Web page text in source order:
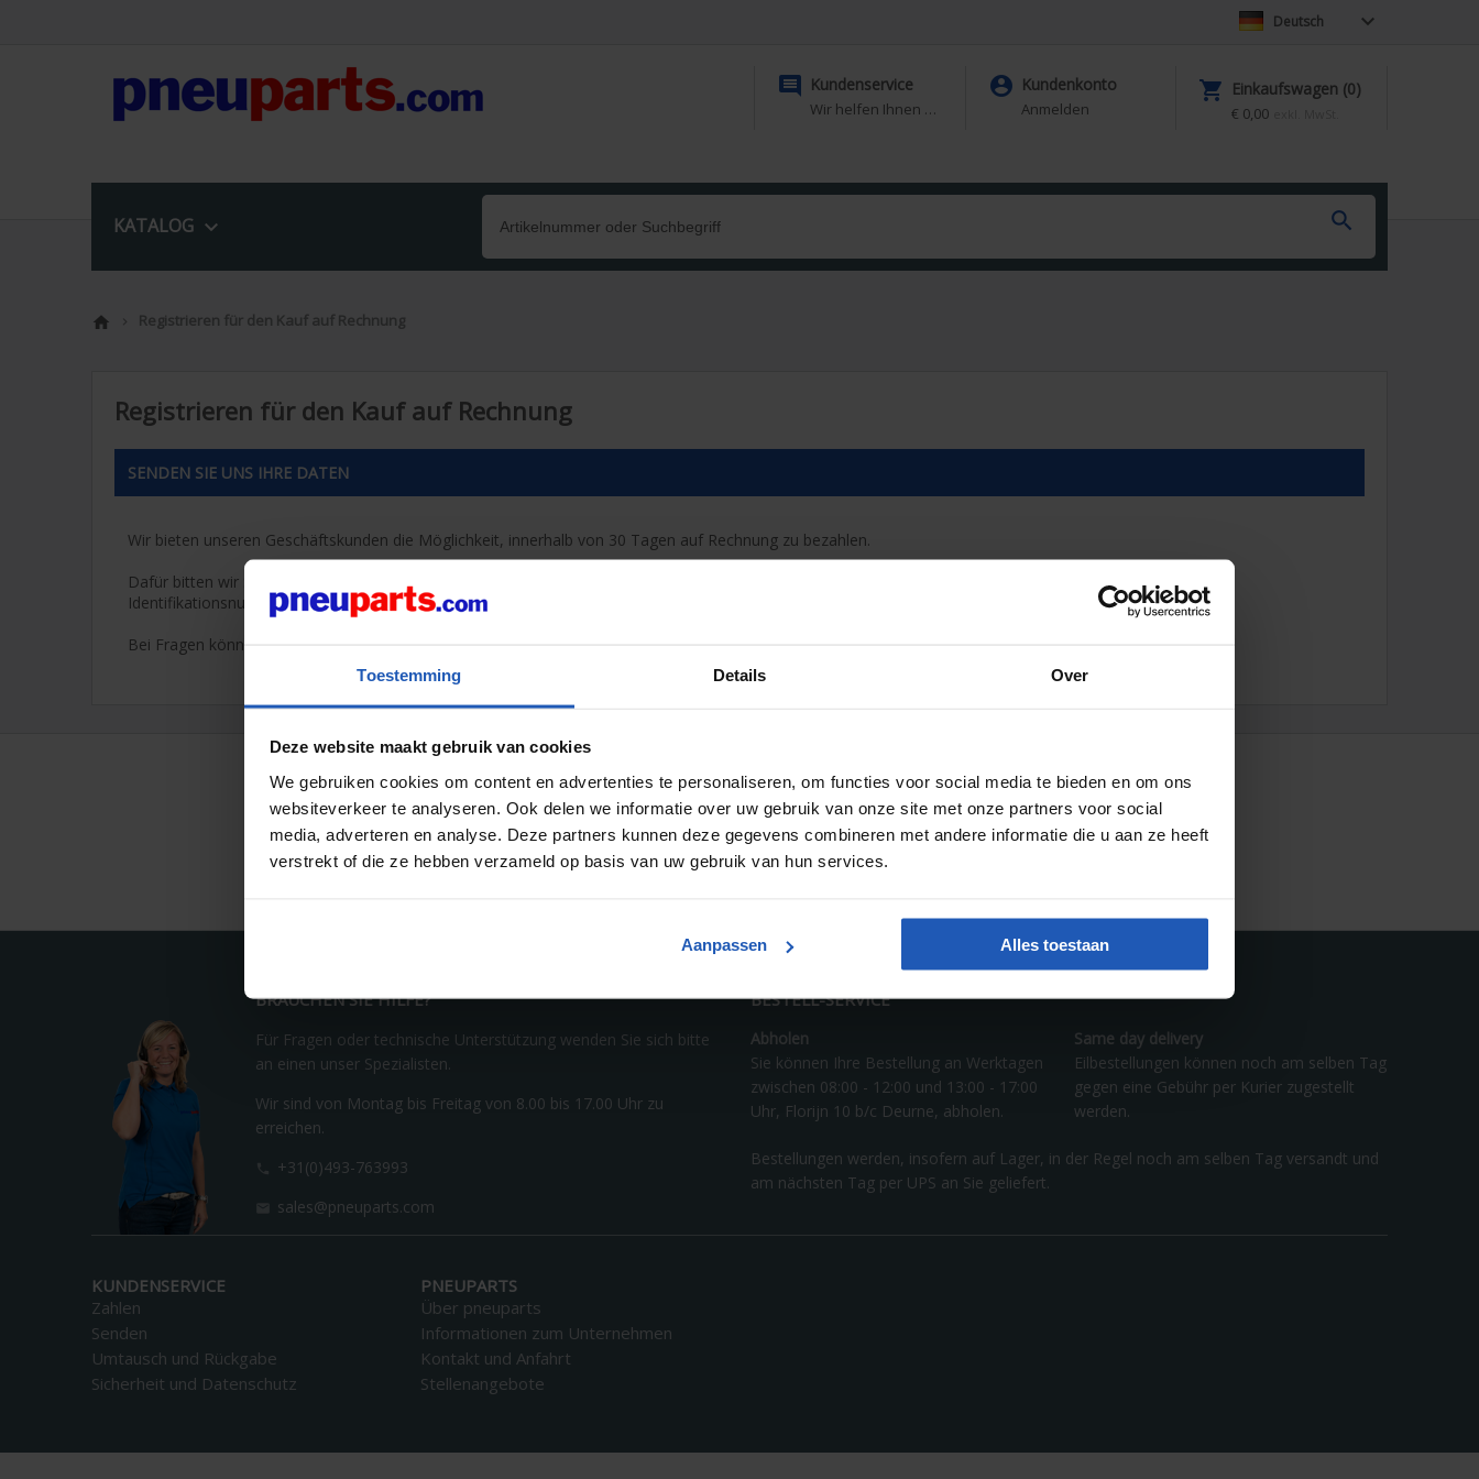
Toestemming Details Over
Deze website maakt gebruik van cookies
We gebruiken cookies om content en advertenties te personaliseren, om functies voor social media te bieden en om ons
websiteverkeer te analyseren. Ook delen we informatie over uw gebruik van onze site met onze partners voor social
media, adverteren en analyse. Deze partners kunnen deze gegevens combineren met andere informatie die u aan ze heeft
verstrekt of die ze hebben verzameld op basis van uw gebruik van hun services.
Aanpassen Alles toestaan
Deutsch 
 Kundenservice
Wir helfen Ihnen gerne weiter
 Kundenkonto
Anmelden
 Einkaufswagen (0)
€ 0,00
KATALOG  
  Registrieren für den Kauf auf Rechnung
Registrieren für den Kauf auf Rechnung
SENDEN SIE UNS IHRE DATEN
Wir bieten unseren Geschäftskunden die Möglichkeit, innerhalb von 30 Tagen auf Rechnung zu bezahlen.
Dafür bitten wir Sie, ein Geschäftskonto zu erstellen. Senden Sie eine E-Mail mit Ihren Firmendaten, Ihrer Handelskammernummer und der Umsatzsteuer-
Identifikationsnummer an:info@pneuparts.com. Ihre Anfrage wird so schnell wie möglich bearbeitet.
Bei Fragen können Sie uns über Tel. +31(0)493-763993 oder per Mail an
ORIGINALTEILE VON
BRAUCHEN SIE HILFE?
Für Fragen oder technische Unterstützung wenden Sie sich bitte
an einen unser Spezialisten.
Wir sind von Montag bis Freitag von 8.00 bis 17.00 Uhr zu
erreichen.
+31(0)493-763993
sales@pneuparts.com
BESTELL-SERVICE
Abholen
Sie können Ihre Bestellung an Werktagen
zwischen 08:00 - 12:00 und 13:00 - 17:00
Uhr, Florijn 10 b/c Deurne, abholen.
Same day delivery
Eilbestellungen können noch am selben Tag
gegen eine Gebühr per Kurier zugestellt
werden.
Bestellungen werden, insofern auf Lager, in der Regel noch am selben Tag versandt und
am nächsten Tag per UPS an Sie geliefert.
KUNDENSERVICE
Zahlen
Senden
Umtausch und Rückgabe
Sicherheit und Datenschutz
PNEUPARTS
Über pneuparts
Informationen zum Unternehmen
Kontakt und Anfahrt
Stellenangebote